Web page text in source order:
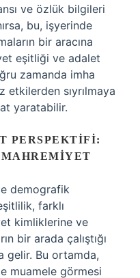
ve özlük bilgileri
bu, işyerinde
bir aracına
eşitliği ve adalet
zamanda imha
sıyrılmaya
yaratabilir.
PERSPEKTIFI:
demografik
farklı
kimliklerine ve
bir arada çalıştığı
gelir. Bu ortamda,
muamele görmesi